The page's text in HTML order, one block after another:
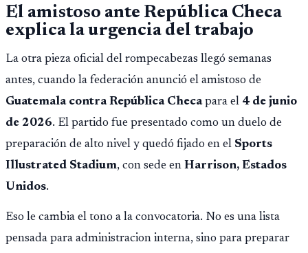
El amistoso ante República Checa
explica la urgencia del trabajo
La otra pieza oficial del rompecabezas llegó semanas
antes, cuando la federación anunció el amistoso de
Guatemala contra República Checapara el 4 de junio
de 2026. El partido fue presentado como un duelo de
preparación de alto nivel y quedó fijado en el Sports
Illustrated Stadium, con sede en Harrison, Estados
Unidos.
Eso le cambia el tono a la convocatoria. No es una lista
pensada para administracion interna, sino para preparar